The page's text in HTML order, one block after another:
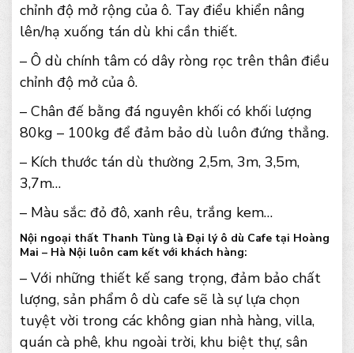
chỉnh độ mở rộng của ô. Tay điểu khiển nâng
lên/hạ xuống tán dù khi cần thiết.
– Ô dù chính tâm có dây ròng rọc trên thân điều
chỉnh độ mở của ô.
– Chân đế bằng đá nguyên khối có khối lượng
80kg – 100kg để đảm bảo dù luôn đứng thẳng.
– Kích thước tán dù thường 2,5m, 3m, 3,5m,
3,7m…
– Màu sắc: đỏ đô, xanh rêu, trắng kem…
Nội ngoại thất Thanh Tùng là Đại lý ô dù Cafe tại Hoàng
Mai – Hà Nội luôn cam kết với khách hàng:
– Với những thiết kế sang trọng, đảm bảo chất
lượng, sản phẩm ô dù cafe sẽ là sự lựa chọn
tuyệt vời trong các không gian nhà hàng, villa,
quán cà phê, khu ngoài trời, khu biệt thự, sân